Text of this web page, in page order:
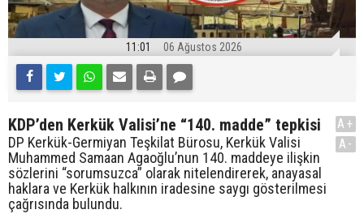
11:01 06 Ağustos 2026
KDP’den Kerkük Valisi’ne “140. madde” tepkisi
DP Kerkük-Germiyan Teşkilat Bürosu, Kerkük Valisi
Muhammed Samaan Agaoğlu’nun 140. maddeye ilişkin
sözlerini “sorumsuzca” olarak nitelendirerek, anayasal
haklara ve Kerkük halkının iradesine saygı gösterilmesi
çağrısında bulundu.
A+
A-